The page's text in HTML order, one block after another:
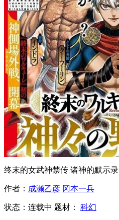
终末的女武神禁传 诸神的默示录
作者： 成濑乙彦 冈本一兵
状态： 连载中 题材： 科幻